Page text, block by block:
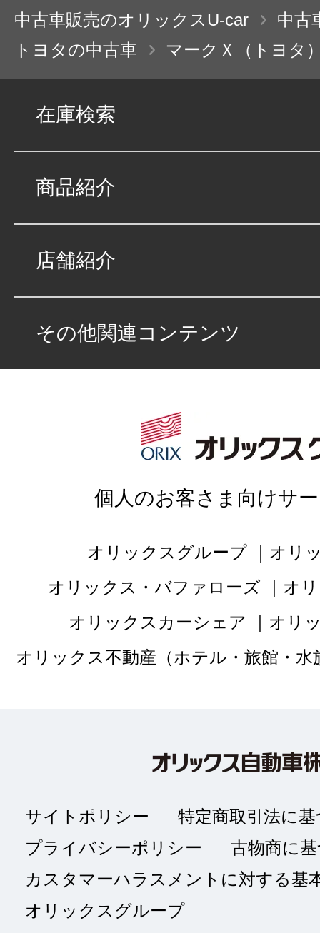
中古車販売のオリックスU-car
中古
トヨタの中古車
マークＸ（トヨタ
在庫検索
商品紹介
店舗紹介
その他関連コンテンツ
個人のお客さま向けサ
オリックスグループ
オリ
オリックス・バファローズ
オ
オリックスカーシェア
オリ
オリックス不動産（ホテル・旅館・
サイトポリシー
特定商取引法に
プライバシーポリシー
古物商に
カスタマーハラスメントに対する基
オリックスグループ